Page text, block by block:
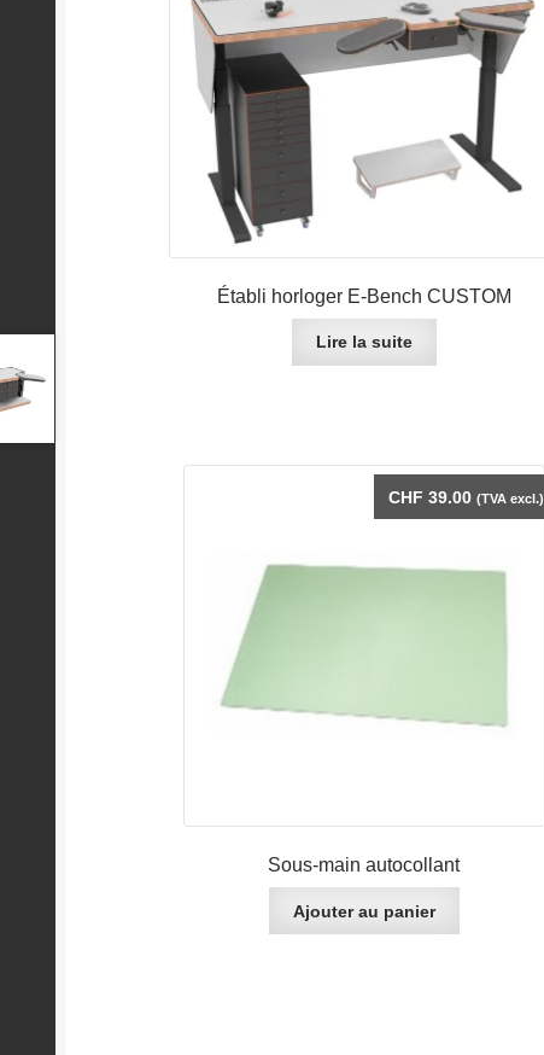
Établi horloger E-Bench CUSTOM
Lire la suite
Sous-main autocollant
CHF 39.00 (TVA excl.)
Ajouter au panier